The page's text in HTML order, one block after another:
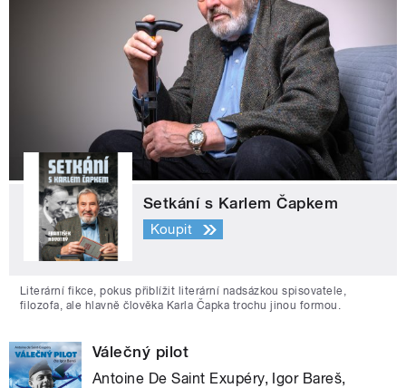
Setkání s Karlem Čapkem
Koupit
Literární fikce, pokus přiblížit literární nadsázkou spisovatele,
filozofa, ale hlavně člověka Karla Čapka trochu jinou formou.
Válečný pilot
Antoine De Saint Exupéry, Igor Bareš,